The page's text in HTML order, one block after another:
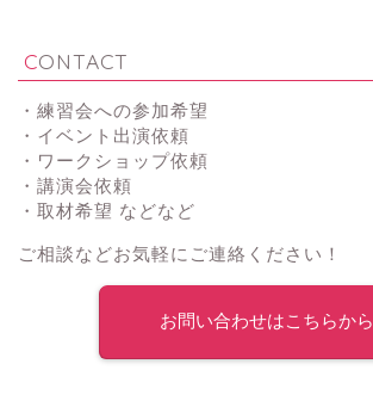
CONTACT
・練習会への参加希望
・イベント出演依頼
・ワークショップ依頼
・講演会依頼
・取材希望 などなど
ご相談などお気軽にご連絡ください！
お問い合わせはこちらから